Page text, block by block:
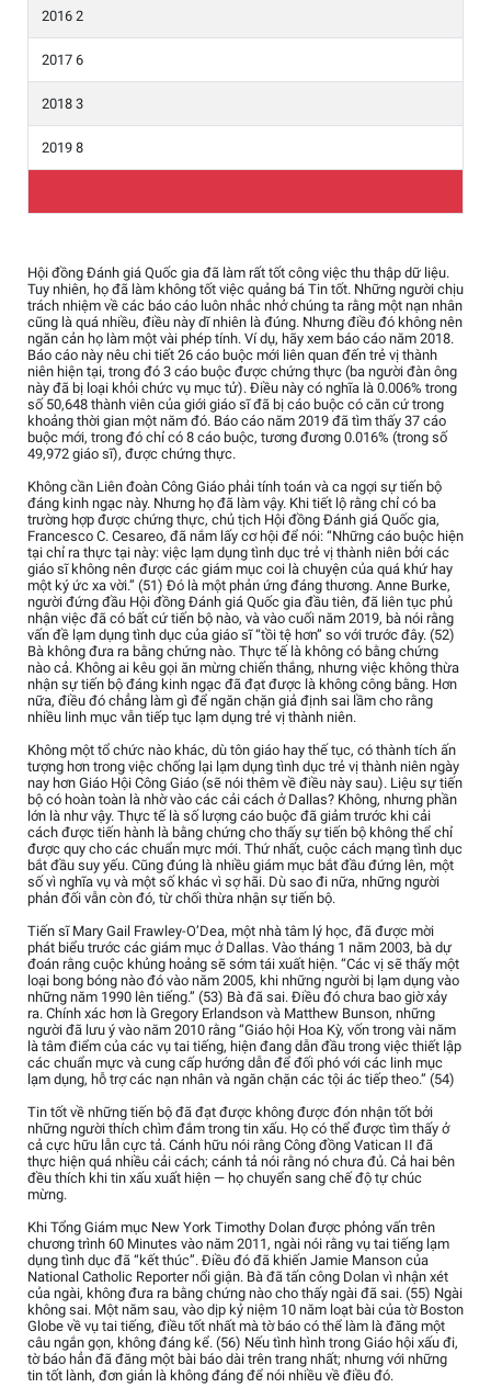
2016 2
2017 6
2018 3
2019 8
Hội đồng Đánh giá Quốc gia đã làm rất tốt công việc thu thập dữ liệu.
Tuy nhiên, họ đã làm không tốt việc quảng bá Tin tốt. Những người chịu
trách nhiệm về các báo cáo luôn nhắc nhở chúng ta rằng một nạn nhân
cũng là quá nhiều, điều này dĩ nhiên là đúng. Nhưng điều đó không nên
ngăn cản họ làm một vài phép tính. Ví dụ, hãy xem báo cáo năm 2018.
Báo cáo này nêu chi tiết 26 cáo buộc mới liên quan đến trẻ vị thành
niên hiện tại, trong đó 3 cáo buộc được chứng thực (ba người đàn ông
này đã bị loại khỏi chức vụ mục tử). Điều này có nghĩa là 0.006% trong
số 50,648 thành viên của giới giáo sĩ đã bị cáo buộc có căn cứ trong
khoảng thời gian một năm đó. Báo cáo năm 2019 đã tìm thấy 37 cáo
buộc mới, trong đó chỉ có 8 cáo buộc, tương đương 0.016% (trong số
49,972 giáo sĩ), được chứng thực.
Không cần Liên đoàn Công Giáo phải tính toán và ca ngợi sự tiến bộ
đáng kinh ngạc này. Nhưng họ đã làm vậy. Khi tiết lộ rằng chỉ có ba
trường hợp được chứng thực, chủ tịch Hội đồng Đánh giá Quốc gia,
Francesco C. Cesareo, đã nắm lấy cơ hội để nói: “Những cáo buộc hiện
tại chỉ ra thực tại này: việc lạm dụng tình dục trẻ vị thành niên bởi các
giáo sĩ không nên được các giám mục coi là chuyện của quá khứ hay
một ký ức xa vời.” (51) Đó là một phản ứng đáng thương. Anne Burke,
người đứng đầu Hội đồng Đánh giá Quốc gia đầu tiên, đã liên tục phủ
nhận việc đã có bất cứ tiến bộ nào, và vào cuối năm 2019, bà nói rằng
vấn đề lạm dụng tình dục của giáo sĩ “tồi tệ hơn” so với trước đây. (52)
Bà không đưa ra bằng chứng nào. Thực tế là không có bằng chứng
nào cả. Không ai kêu gọi ăn mừng chiến thắng, nhưng việc không thừa
nhận sự tiến bộ đáng kinh ngạc đã đạt được là không công bằng. Hơn
nữa, điều đó chẳng làm gì để ngăn chặn giả định sai lầm cho rằng
nhiều linh mục vẫn tiếp tục lạm dụng trẻ vị thành niên.
Không một tổ chức nào khác, dù tôn giáo hay thế tục, có thành tích ấn
tượng hơn trong việc chống lại lạm dụng tình dục trẻ vị thành niên ngày
nay hơn Giáo Hội Công Giáo (sẽ nói thêm về điều này sau). Liệu sự tiến
bộ có hoàn toàn là nhờ vào các cải cách ở Dallas? Không, nhưng phần
lớn là như vậy. Thực tế là số lượng cáo buộc đã giảm trước khi cải
cách được tiến hành là bằng chứng cho thấy sự tiến bộ không thể chỉ
được quy cho các chuẩn mực mới. Thứ nhất, cuộc cách mạng tình dục
bắt đầu suy yếu. Cũng đúng là nhiều giám mục bắt đầu đứng lên, một
số vì nghĩa vụ và một số khác vì sợ hãi. Dù sao đi nữa, những người
phản đối vẫn còn đó, từ chối thừa nhận sự tiến bộ.
Tiến sĩ Mary Gail Frawley-O’Dea, một nhà tâm lý học, đã được mời
phát biểu trước các giám mục ở Dallas. Vào tháng 1 năm 2003, bà dự
đoán rằng cuộc khủng hoảng sẽ sớm tái xuất hiện. “Các vị sẽ thấy một
loại bong bóng nào đó vào năm 2005, khi những người bị lạm dụng vào
những năm 1990 lên tiếng.” (53) Bà đã sai. Điều đó chưa bao giờ xảy
ra. Chính xác hơn là Gregory Erlandson và Matthew Bunson, những
người đã lưu ý vào năm 2010 rằng “Giáo hội Hoa Kỳ, vốn trong vài năm
là tâm điểm của các vụ tai tiếng, hiện đang dẫn đầu trong việc thiết lập
các chuẩn mực và cung cấp hướng dẫn để đối phó với các linh mục
lạm dụng, hỗ trợ các nạn nhân và ngăn chặn các tội ác tiếp theo.” (54)
Tin tốt về những tiến bộ đã đạt được không được đón nhận tốt bởi
những người thích chìm đắm trong tin xấu. Họ có thể được tìm thấy ở
cả cực hữu lẫn cực tả. Cánh hữu nói rằng Công đồng Vatican II đã
thực hiện quá nhiều cải cách; cánh tả nói rằng nó chưa đủ. Cả hai bên
đều thích khi tin xấu xuất hiện — họ chuyển sang chế độ tự chúc
mừng.
Khi Tổng Giám mục New York Timothy Dolan được phỏng vấn trên
chương trình 60 Minutes vào năm 2011, ngài nói rằng vụ tai tiếng lạm
dụng tình dục đã “kết thúc”. Điều đó đã khiến Jamie Manson của
National Catholic Reporter nổi giận. Bà đã tấn công Dolan vì nhận xét
của ngài, không đưa ra bằng chứng nào cho thấy ngài đã sai. (55) Ngài
không sai. Một năm sau, vào dịp kỷ niệm 10 năm loạt bài của tờ Boston
Globe về vụ tai tiếng, điều tốt nhất mà tờ báo có thể làm là đăng một
câu ngắn gọn, không đáng kể. (56) Nếu tình hình trong Giáo hội xấu đi,
tờ báo hẳn đã đăng một bài báo dài trên trang nhất; nhưng với những
tin tốt lành, đơn giản là không đáng để nói nhiều về điều đó.